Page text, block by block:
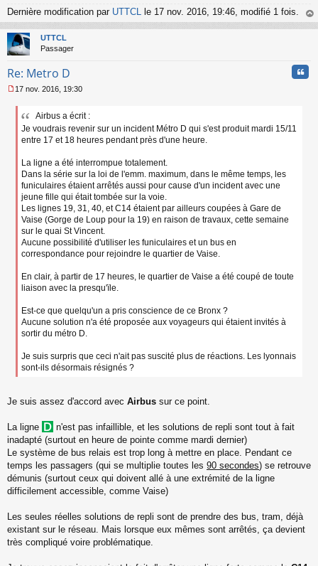
Dernière modification par UTTCL le 17 nov. 2016, 19:46, modifié 1 fois.
au
UTTCL
Passager
Re: Metro D
e
17 nov. 2016, 19:30
Airbus a écrit :
Je voudrais revenir sur un incident Métro D qui s'est produit mardi 15/11
entre 17 et 18 heures pendant près d'une heure.
La ligne a été interrompue totalement.
Dans la série sur la loi de l'emm. maximum, dans le même temps, les
funiculaires étaient arrêtés aussi pour cause d'un incident avec une
jeune fille qui était tombée sur la voie.
Les lignes 19, 31, 40, et C14 étaient par ailleurs coupées à Gare de
Vaise (Gorge de Loup pour la 19) en raison de travaux, cette semaine
sur le quai St Vincent.
Aucune possibilité d'utiliser les funiculaires et un bus en
correspondance pour rejoindre le quartier de Vaise.
En clair, à partir de 17 heures, le quartier de Vaise a été coupé de toute
liaison avec la presqu'ïle.
Est-ce que quelqu'un a pris conscience de ce Bronx ?
Aucune solution n'a été proposée aux voyageurs qui étaient invités à
sortir du métro D.
Je suis surpris que ceci n'ait pas suscité plus de réactions. Les lyonnais
sont-ils désormais résignés ?
Je suis assez d'accord avec Airbus sur ce point.
La ligne
n'est pas infaillible, et les solutions de repli sont tout à fait
inadapté (surtout en heure de pointe comme mardi dernier)
Le système de bus relais est trop long à mettre en place. Pendant ce
temps les passagers (qui se multiplie toutes les 90 secondes) se retrouve
démunis (surtout ceux qui doivent allé à une extrémité de la ligne
difficilement accessible, comme Vaise)
Les seules réelles solutions de repli sont de prendre des bus, tram, déjà
existant sur le réseau. Mais lorsque eux mêmes sont arrêtés, ça devient
très compliqué voire problématique.